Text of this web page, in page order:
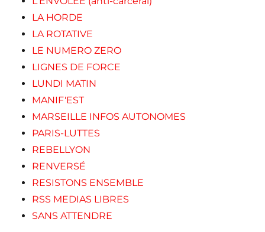
LA HORDE
LA ROTATIVE
LE NUMERO ZERO
LIGNES DE FORCE
LUNDI MATIN
MANIF'EST
MARSEILLE INFOS AUTONOMES
PARIS-LUTTES
REBELLYON
RENVERSÉ
RESISTONS ENSEMBLE
RSS MEDIAS LIBRES
SANS ATTENDRE